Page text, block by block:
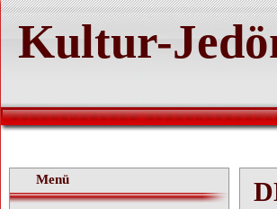
Kultur-
Menü